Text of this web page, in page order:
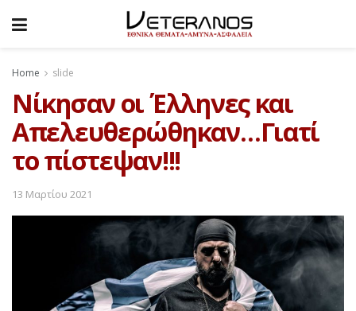
Home slide
Νίκησαν οι Έλληνες και
Απελευθερώθηκαν…Γιατί
το πίστεψαν!!!
13 Μαρτίου 2021